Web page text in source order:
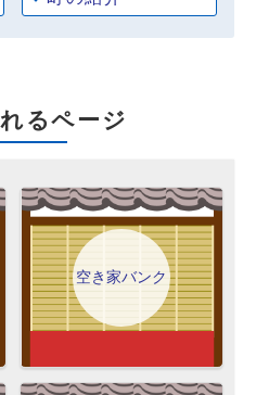
るページ
空き家バンク